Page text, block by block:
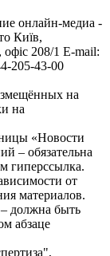
онлайн-медиа -
Київ,
208/1 E-mail:
205-43-00
на
на
«Новости
– обязательна
гиперссылка.
от
материалов.
должна быть
абзаце